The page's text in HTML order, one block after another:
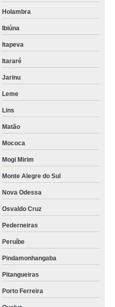
Holambra
Ibiúna
Itapeva
Itararé
Jarinu
Leme
Lins
Matão
Mococa
Mogi Mirim
Monte Alegre do Sul
Nova Odessa
Osvaldo Cruz
Pederneiras
Peruíbe
Pindamonhangaba
Pitangueiras
Porto Ferreira